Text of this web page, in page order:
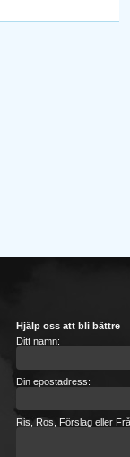
Hjälp oss att bli bättre
Ditt namn:
Din epostadress:
Ris, Ros, Förslag eller